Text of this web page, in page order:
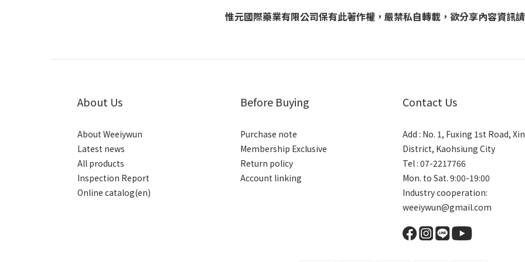
惟元國際藥業有限公司保有此著作權，嚴禁私自轉載，欲分享內容資訊
About Us
About Weeiywun
Latest news
All products
Inspection Report
Online catalog(en)
Before Buying
Purchase note
Membership Exclusive
Return policy
Account linking
Contact Us
Add : No. 1, Fuxing 1st Road,
District, Kaohsiung City
Tel : 07-2217766
Mon. to Sat. 9:00-19:00
Industry cooperation:
weeiywun@gmail.com